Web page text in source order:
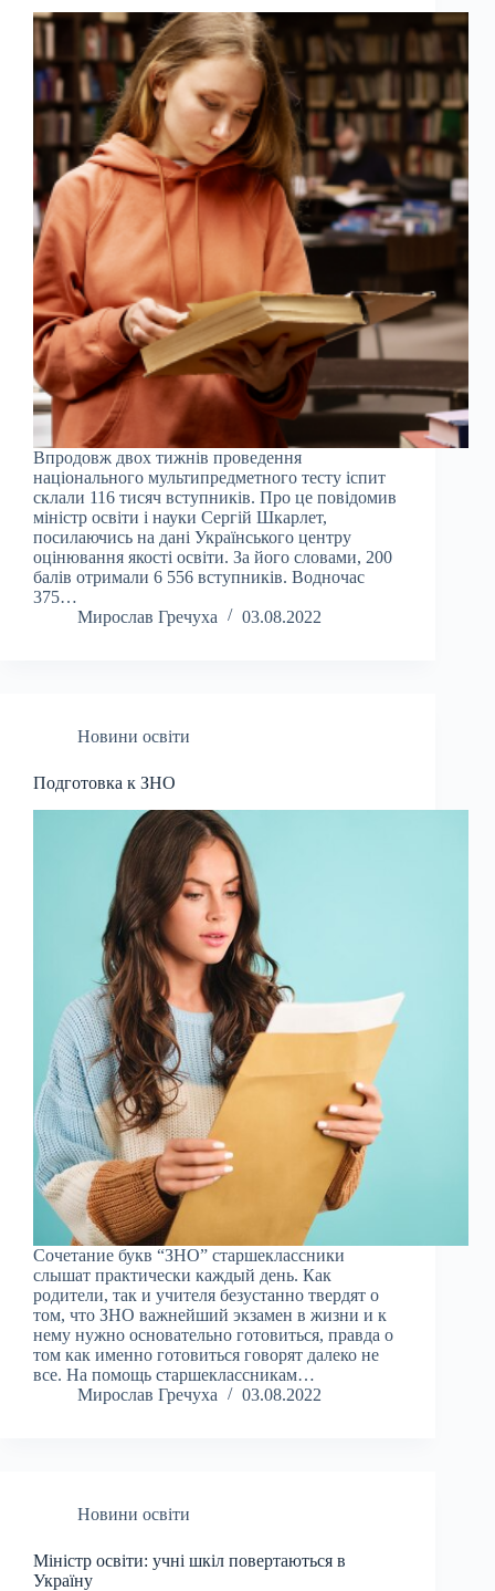
Впродовж двох тижнів проведення
національного мультипредметного тесту іспит
склали 116 тисяч вступників. Про це повідомив
міністр освіти і науки Сергій Шкарлет,
посилаючись на дані Українського центру
оцінювання якості освіти. За його словами, 200
балів отримали 6 556 вступників. Водночас
375…
Мирослав Гречуха
03.08.2022
Новини освіти
Подготовка к ЗНО
Сочетание букв “ЗНО” старшеклассники
слышат практически каждый день. Как
родители, так и учителя безустанно твердят о
том, что ЗНО важнейший экзамен в жизни и к
нему нужно основательно готовиться, правда о
том как именно готовиться говорят далеко не
все. На помощь старшеклассникам…
Мирослав Гречуха
03.08.2022
Новини освіти
Міністр освіти: учні шкіл повертаються в
Україну